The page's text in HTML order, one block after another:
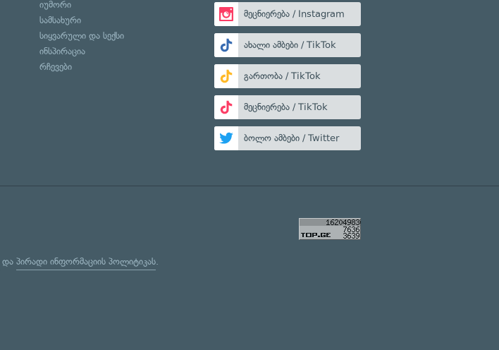
იუმორი
სამსახური
სიყვარული და სექსი
ინსპირაცია
რჩევები
მეცნიერება / Instagram
ახალი ამბები / TikTok
გართობა / TikTok
მეცნიერება / TikTok
ბოლო ამბები / Twitter
და პირადი ინფორმაციის პოლიტიკას.